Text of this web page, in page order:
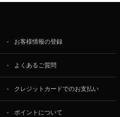
お客様情報の登録
よくあるご質問
クレジットカードでのお支払い
ポイントについて